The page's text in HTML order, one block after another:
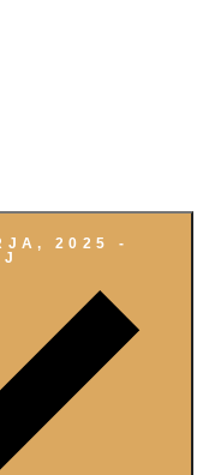
2025-